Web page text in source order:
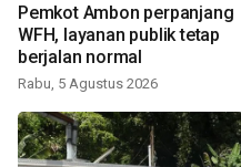
Pemkot Ambon perpanjang
WFH, layanan publik tetap
berjalan normal
Rabu, 5 Agustus 2026